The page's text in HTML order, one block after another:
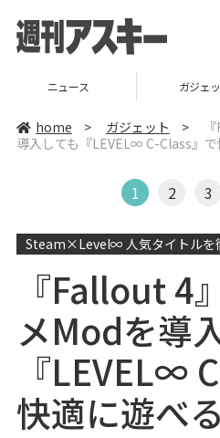
ニュース ガジェ
home > ガジェット >
導入しても『LEVEL∞ C-Class』で
1 2 3
Steam×Level∞ 人気タイトルを
『Fallout 4
メModを導
『LEVEL∞
快適に遊べ